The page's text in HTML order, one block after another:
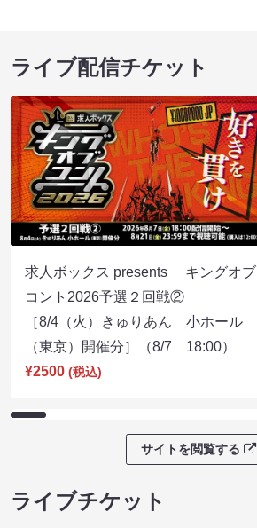
ライブ配信チケット
求人ボックス presents キングオブ
コント2026予選２回戦②
［8/4（火）きゅりあん 小ホール
（東京）開催分］（8/7 18:00）
¥2500 (税込)
サイトを閲覧する
ライブチケット